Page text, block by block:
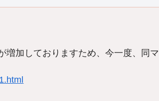
増加しておりますため、今一度、同マ